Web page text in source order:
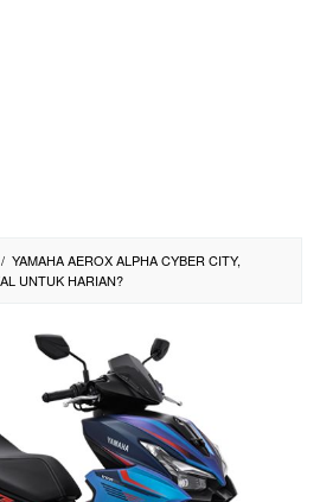
/ YAMAHA AEROX ALPHA CYBER CITY,
UNTUK HARIAN?